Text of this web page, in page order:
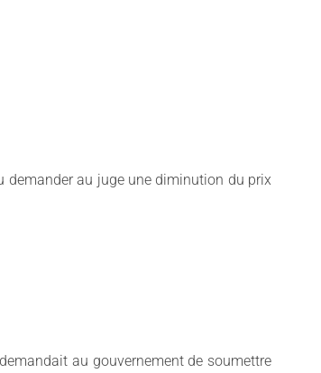
demander au juge une diminution du prix
au gouvernement de soumettre